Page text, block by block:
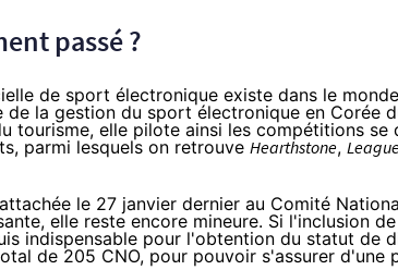
passé ?
de sport électronique existe dans le
la gestion du sport électronique en Corée
tourisme, elle pilote ainsi les compétitions se
parmi lesquels on retrouve Hearthstone,
le 27 janvier dernier au Comité
elle reste encore mineure. Si l'inclusion
indispensable pour l'obtention du statut de
de 205 CNO, pour pouvoir s'assurer d'une